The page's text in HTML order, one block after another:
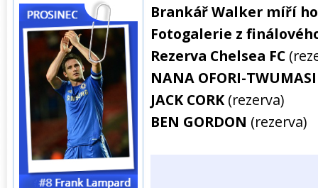
Brankář Walker míří
Fotogalerie z
Rezerva Chelsea FC
NANA OFORI-TWUMASI
JACK CORK (rezerva)
BEN GORDON (rezerva)